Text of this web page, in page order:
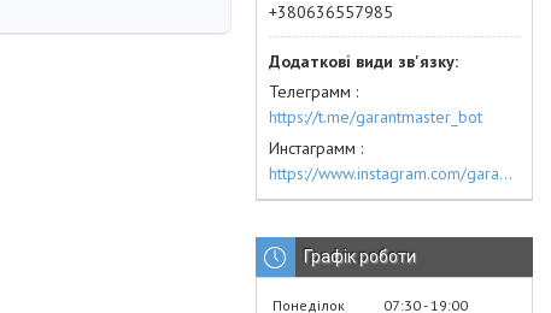
+380636557985
Телеграмм
https://t.me/garantmaster_bot
Инстаграмм
https://www.instagram.com/garantmaster.ua/
Графік роботи
Понеділок 07:30 19:00